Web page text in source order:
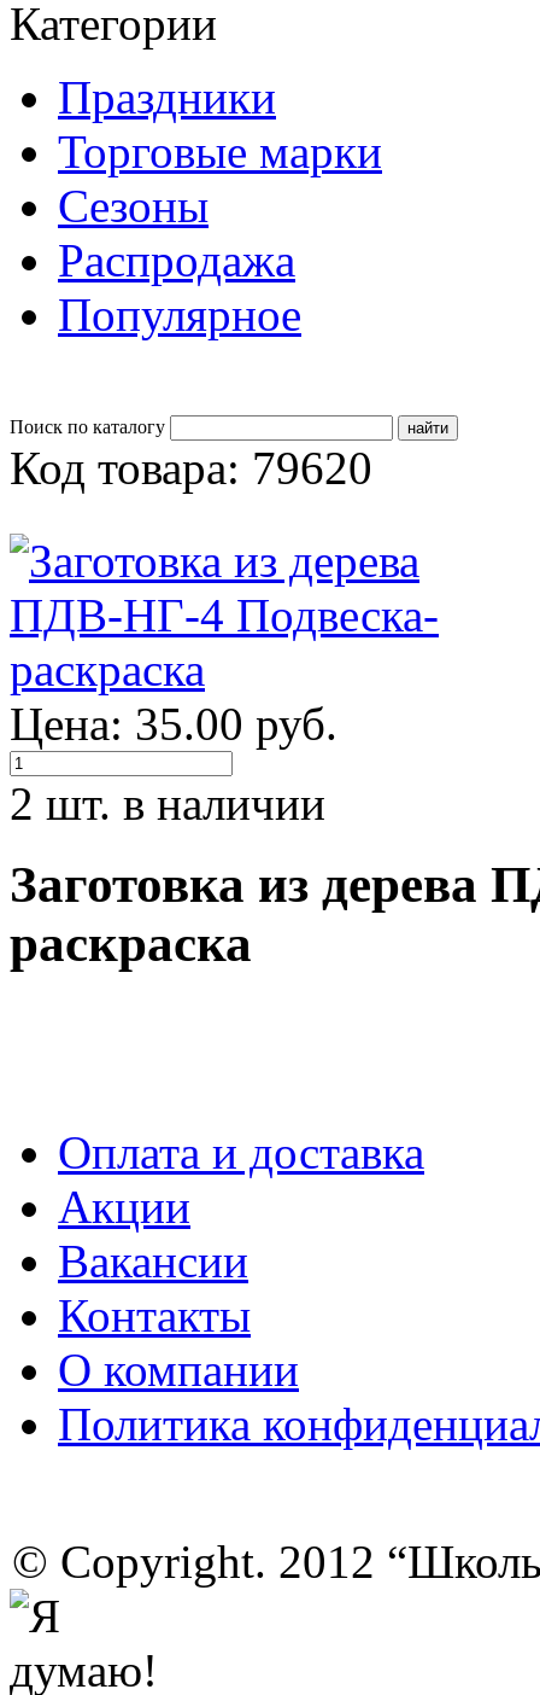
Категории
Праздники
Торговые марки
Сезоны
Распродажа
Популярное
Поиск по каталогу
Код товара: 79620
Цена: 35.00 руб.
2 шт. в наличии
Заготовка из дерева
раскраска
Оплата и доставка
Акции
Вакансии
Контакты
О компании
Политика
© Copyright. 2012